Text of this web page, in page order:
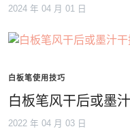
2024 年 04 月 01 日
白板笔使用技巧
白板笔风干后或墨
2022 年 04 月 03 日